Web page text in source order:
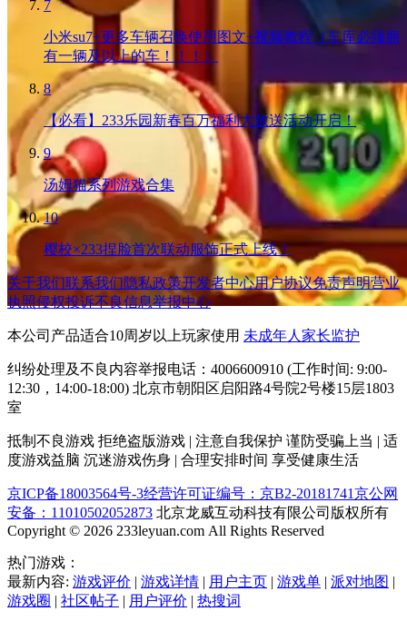
7
小米su7+更多车辆召唤使用图文+视频教程（车库必须拥
有一辆及以上的车！！！）
8
【必看】233乐园新春百万福利大放送活动开启！
9
汤姆猫系列游戏合集
10
樱校×233捏脸首次联动服饰正式上线！
关于我们联系我们隐私政策开发者中心用户协议免责声明营业
执照侵权投诉不良信息举报中心
本公司产品适合10周岁以上玩家使用 未成年人家长监护
纠纷处理及不良内容举报电话：4006600910 (工作时间: 9:00-
12:30，14:00-18:00) 北京市朝阳区启阳路4号院2号楼15层1803
室
抵制不良游戏 拒绝盗版游戏 | 注意自我保护 谨防受骗上当 | 适
度游戏益脑 沉迷游戏伤身 | 合理安排时间 享受健康生活
京ICP备18003564号-3经营许可证编号：京B2-20181741京公网
安备：11010502052873 北京龙威互动科技有限公司版权所有
Copyright © 2026 233leyuan.com All Rights Reserved
热门游戏：
最新内容: 游戏评价 | 游戏详情 | 用户主页 | 游戏单 | 派对地图 |
游戏圈 | 社区帖子 | 用户评价 | 热搜词